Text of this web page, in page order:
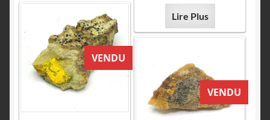
Lire Plus
VENDU
VENDU